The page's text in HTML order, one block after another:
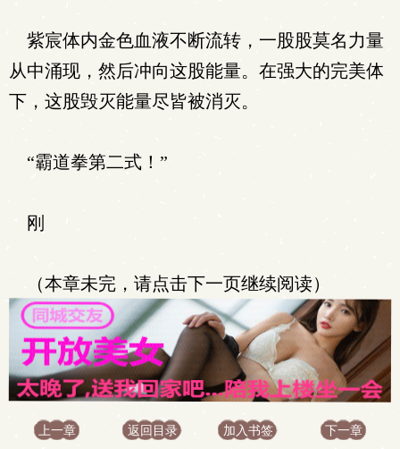
紫宸体内金色血液不断流转，一股股莫名力量
从中涌现，然后冲向这股能量。在强大的完美体
下，这股毁灭能量尽皆被消灭。
“霸道拳第二式！”
刚
（本章未完，请点击下一页继续阅读）
上一章 返回目录 加入书签 下一章